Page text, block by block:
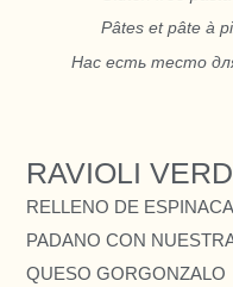
Pâtes et pâte à
Нас есть тесто
RAVIOLI
RELLENO DE
PADANO CON
QUESO GORGONZALO